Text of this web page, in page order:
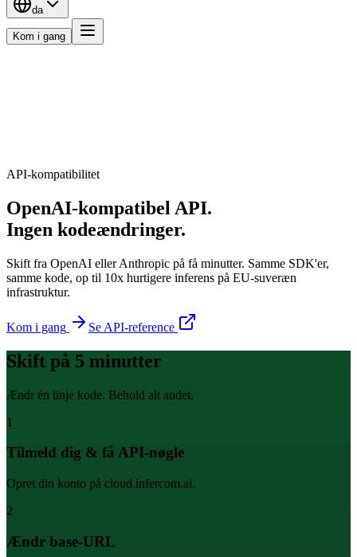
da
Kom i gang
API-kompatibilitet
OpenAI-kompatibel API.
Ingen kodeændringer.
Skift fra OpenAI eller Anthropic på få minutter. Samme SDK'er,
samme kode, op til 10x hurtigere inferens på EU-suveræn
infrastruktur.
Kom i gang Se API-reference
Skift på 5 minutter
Ændr én linje kode. Behold alt andet.
1
Tilmeld dig & få API-nøgle
Opret din konto på cloud.infercom.ai.
2
Ændr base-URL